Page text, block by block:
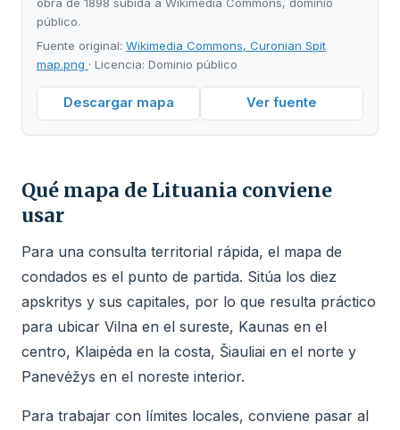
obra de 1898 subida a Wikimedia Commons, dominio
público.
Fuente original: Wikimedia Commons, Curonian Spit
map.png · Licencia: Dominio público
Descargar mapa Ver fuente
Qué mapa de Lituania conviene
usar
Para una consulta territorial rápida, el mapa de
condados es el punto de partida. Sitúa los diez
apskritys y sus capitales, por lo que resulta práctico
para ubicar Vilna en el sureste, Kaunas en el
centro, Klaipėda en la costa, Šiauliai en el norte y
Panevėžys en el noreste interior.
Para trabajar con límites locales, conviene pasar al